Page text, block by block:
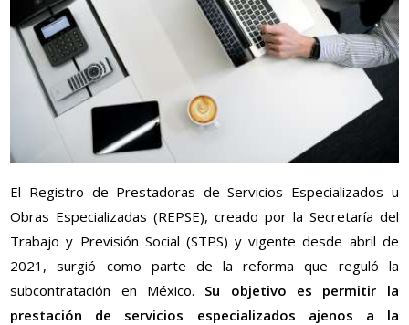
El Registro de Prestadoras de Servicios Especializados u
Obras Especializadas (REPSE), creado por la Secretaría del
Trabajo y Previsión Social (STPS) y vigente desde abril de
2021, surgió como parte de la reforma que reguló la
subcontratación en México. Su objetivo es permitir la
prestación de servicios especializados ajenos a la